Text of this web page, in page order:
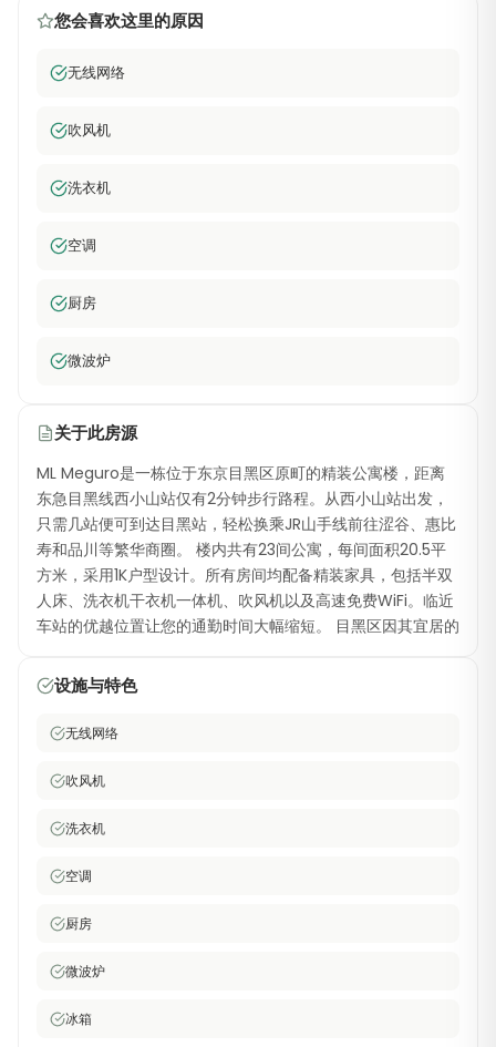
您会喜欢这里的原因
无线网络
吹风机
洗衣机
空调
厨房
微波炉
关于此房源
ML Meguro是一栋位于东京目黑区原町的精装公寓楼，距离
东急目黑线西小山站仅有2分钟步行路程。从西小山站出发，
只需几站便可到达目黑站，轻松换乘JR山手线前往涩谷、惠比
寿和品川等繁华商圈。 楼内共有23间公寓，每间面积20.5平
方米，采用1K户型设计。所有房间均配备精装家具，包括半双
人床、洗衣机干衣机一体机、吹风机以及高速免费WiFi。临近
车站的优越位置让您的通勤时间大幅缩短。 目黑区因其宜居的
观）、设计感十足的咖啡厅以及丰富多样的本地和国际美食选
街。这间精装月租公寓是专业人士的理想选择，让您在东京最
验。
设施与特色
无线网络
吹风机
洗衣机
空调
厨房
微波炉
冰箱